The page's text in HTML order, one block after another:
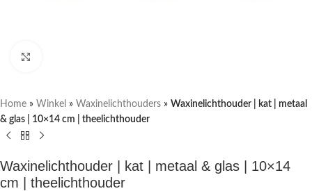
Home » Winkel » Waxinelichthouders » Waxinelichthouder | kat | metaal
& glas | 10×14 cm | theelichthouder
Waxinelichthouder | kat | metaal & glas | 10×14
cm | theelichthouder